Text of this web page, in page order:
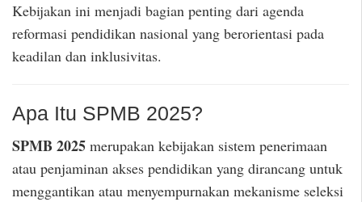
Kebijakan ini menjadi bagian penting dari agenda
reformasi pendidikan nasional yang berorientasi pada
keadilan dan inklusivitas.
Apa Itu SPMB 2025?
SPMB 2025 merupakan kebijakan sistem penerimaan
atau penjaminan akses pendidikan yang dirancang untuk
menggantikan atau menyempurnakan mekanisme seleksi